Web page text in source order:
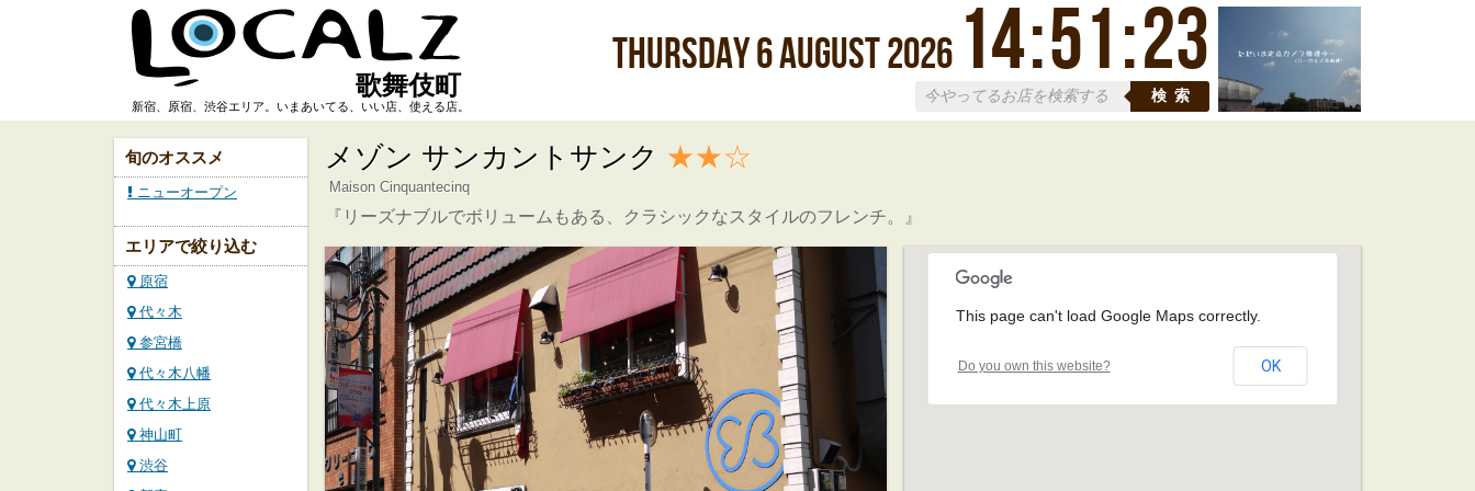
歌舞伎町
新宿、原宿、渋谷エリア。いまあいてる、いい店、使える店。
Thursday6August2026 14:51:24
検索
旬のオススメ
ニューオープン
エリアで絞り込む
原宿
代々木
参宮橋
代々木八幡
代々木上原
神山町
渋谷
メゾン サンカントサンク ★★☆
Maison Cinquantecinq
『リーズナブルでボリュームもある、クラシックなスタイルのフレンチ。』
This page can't load Google Maps correctly.
Do you own this website? OK